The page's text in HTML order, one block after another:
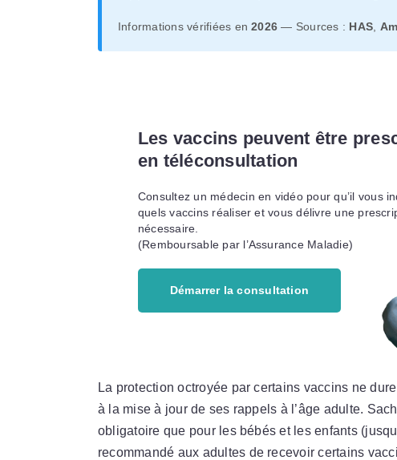
Informations vérifiées en2026 — Sources : HAS,
Les vaccins peuvent être
en téléconsultation
Consultez un médecin en vidéo pour qu’il vous
quels vaccins réaliser et vous délivre une
nécessaire.
(Remboursable par l’Assurance Maladie)
Démarrer la consultation
La protection octroyée par certains vaccins ne
à la mise à jour de ses rappels à l’âge adulte.
obligatoire que pour les bébés et les enfants
recommandé aux adultes de recevoir certains